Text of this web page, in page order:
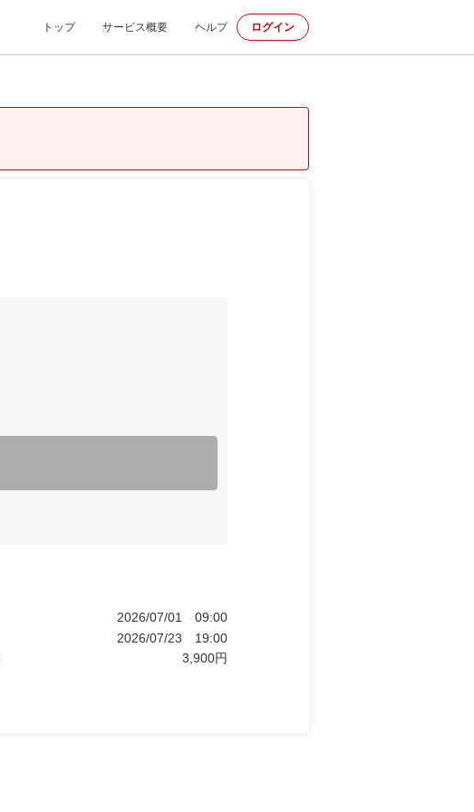
トップ サービス概要 ヘルプ ログイン
2026/07/01
09:00
2026/07/23
19:00
3,900円